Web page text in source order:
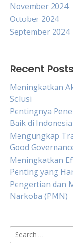
November 2024
October 2024
September 2024
Recent Posts
Meningkatkan
Solusi
Pentingnya
Baik di Indonesia
Mengungkap
Good
Meningkatkan
Penting yang
Pengertian dan
Narkoba (PMN)
Search
for: